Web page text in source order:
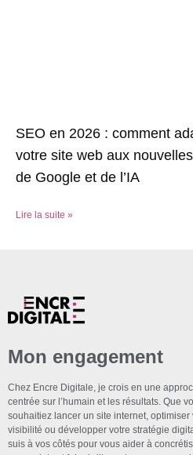
SEO en 2026 : comment
votre site web aux
de Google et de l’IA
Lire la suite »
Mon engagement
Chez Encre Digitale, je crois en une
centrée sur l’humain et les résultats. Que
souhaitiez lancer un site internet, optimiser
visibilité ou développer votre stratégie
suis à vos côtés pour vous aider à